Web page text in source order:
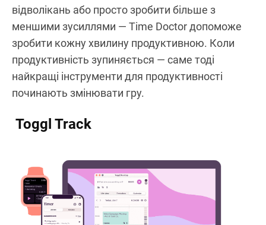
відволікань або просто зробити більше з
меншими зусиллями — Time Doctor допоможе
зробити кожну хвилину продуктивною. Коли
продуктивність зупиняється — саме тоді
найкращі інструменти для продуктивності
починають змінювати гру.
Toggl Track